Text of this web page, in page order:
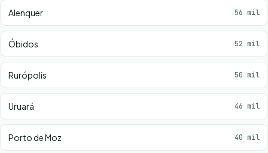
Alenquer 56 mil
Óbidos 52 mil
Rurópolis 50 mil
Uruará 46 mil
Porto de Moz 40 mil